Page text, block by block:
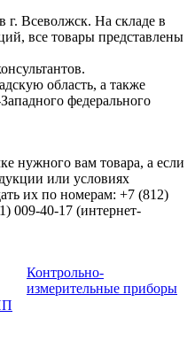
г. Всеволжск. На складе в
все товары представлены
область, а также
федерального
нужного вам товара, а если
или условиях
их по номерам: +7 (812)
009-40-17 (интернет-
Контрольно-
измерительные приборы